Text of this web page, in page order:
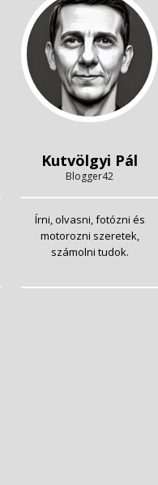
Kutvölgyi Pál
Blogger42
Írni, olvasni, fotózni és
motorozni szeretek,
számolni tudok.